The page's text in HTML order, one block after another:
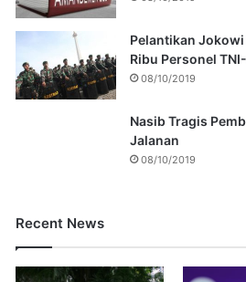
Pelantikan Jokowi
Ribu Personel
08/10/2019
Nasib Tragis
Jalanan
08/10/2019
Recent News